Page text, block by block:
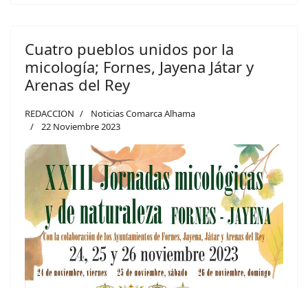
Cuatro pueblos unidos por la
micología; Fornes, Jayena Játar y
Arenas del Rey
REDACCION
Noticias Comarca Alhama
22 Noviembre 2023